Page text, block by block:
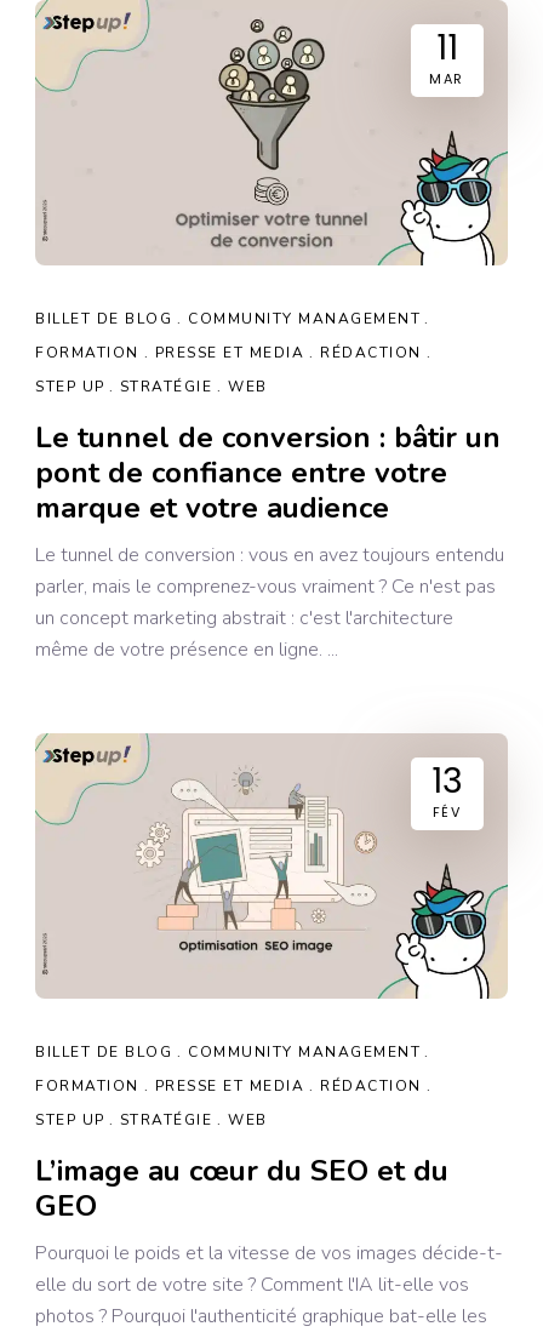
11
MAR
BILLET DE BLOG
COMMUNITY MANAGEMENT
FORMATION
PRESSE ET MEDIA
RÉDACTION
STEP UP
STRATÉGIE WEB
Le tunnel de conversion : bâtir un
pont de confiance entre votre
marque et votre audience
Le tunnel de conversion : vous en avez toujours entendu
parler, mais le comprenez-vous vraiment ? Ce n'est pas
un concept marketing abstrait : c'est l'architecture
même de votre présence en ligne.
13
FÉV
BILLET DE BLOG
COMMUNITY MANAGEMENT
FORMATION
PRESSE ET MEDIA
RÉDACTION
STEP UP
STRATÉGIE WEB
L’image au cœur du SEO et du
GEO
Pourquoi le poids et la vitesse de vos images décide-t-
elle du sort de votre site ? Comment l'IA lit-elle vos
photos ? Pourquoi l'authenticité graphique bat-elle les